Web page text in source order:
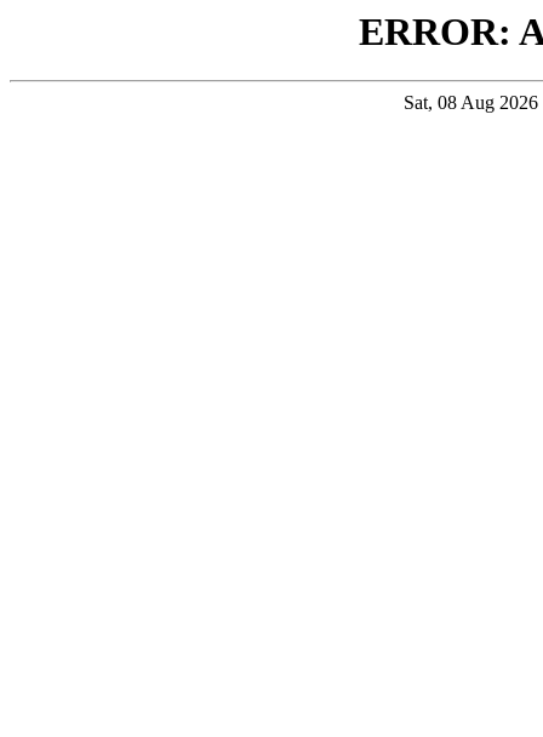
ERROR:
Sat, 08 Aug